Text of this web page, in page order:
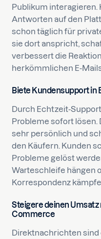
Publikum interagieren.
Antworten auf den
schon täglich für
sie dort anspricht,
verbessert die
herkömmlichen E-
Biete Kundensupport in
Durch Echtzeit-
Probleme sofort
sehr persönlich und
den Käufern. Kunden
Probleme gelöst
Warteschleife hängen
Korrespondenz
Steigere deinen Umsatz
Commerce
Direktnachrichten